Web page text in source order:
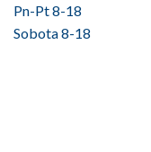
Pn-Pt 8-18
Sobota 8-18